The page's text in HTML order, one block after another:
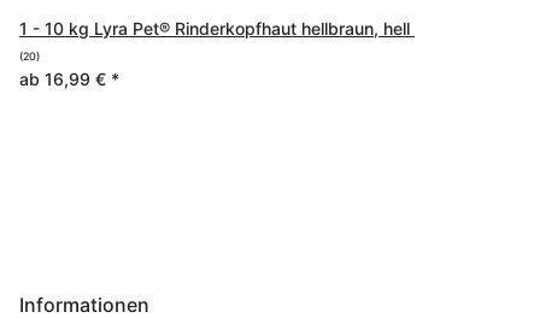
1 - 10 kg Lyra Pet® Rinderkopfhaut hellbraun, hell
(20)
ab 16,99 € *
Informationen